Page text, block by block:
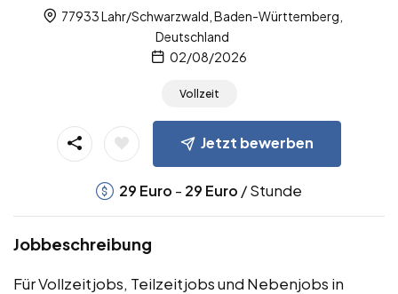
77933 Lahr/Schwarzwald, Baden-Württemberg,
Deutschland
02/08/2026
Vollzeit
Jetzt bewerben
29 Euro - 29 Euro / Stunde
Jobbeschreibung
Für Vollzeitjobs, Teilzeitjobs und Nebenjobs in